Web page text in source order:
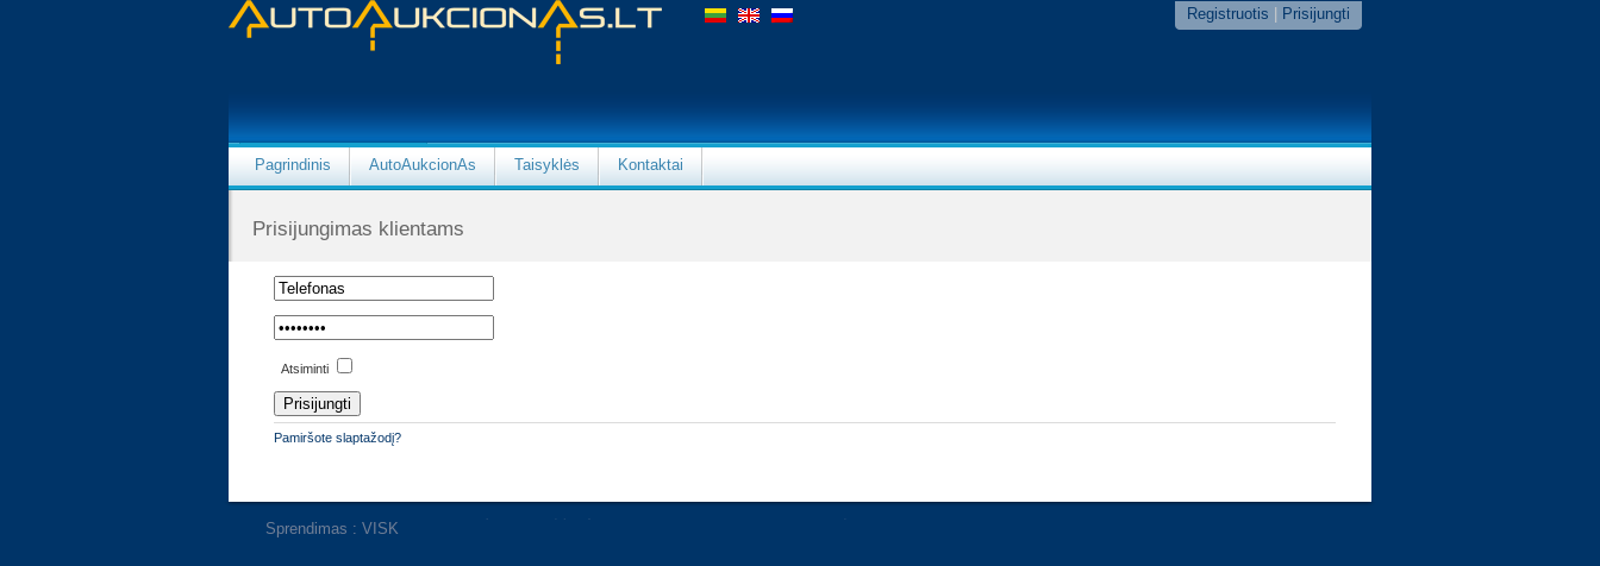
Registruotis Prisijungti
Pagrindinis AutoAukcionAs Taisyklės Kontaktai
Prisijungimas klientams
Atsiminti
Pamiršote slaptažodį?
Sprendimas : VISK